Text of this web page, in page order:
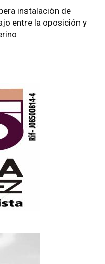
instalación de
entre la oposición y